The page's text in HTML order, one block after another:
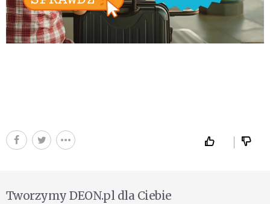
Tworzymy DEON.pl dla Ciebie